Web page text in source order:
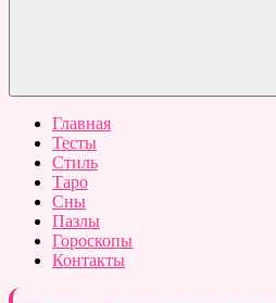
Главная
Тесты
Стиль
Таро
Сны
Пазлы
Гороскопы
Контакты